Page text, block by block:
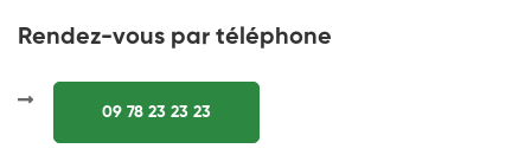
Rendez-vous par téléphone
09 78 23 23 23